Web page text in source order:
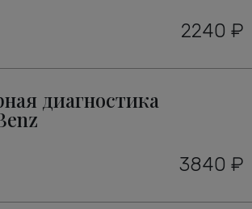
2240 ₽
диагностика
3840 ₽